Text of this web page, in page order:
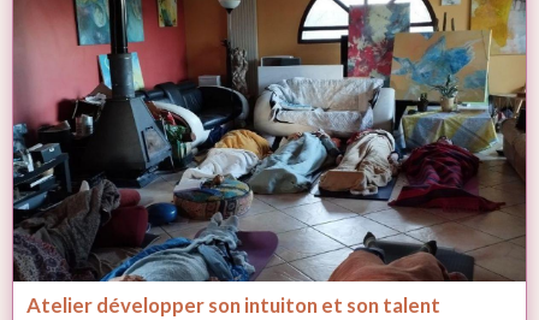
Atelier développer son intuiton et son talent